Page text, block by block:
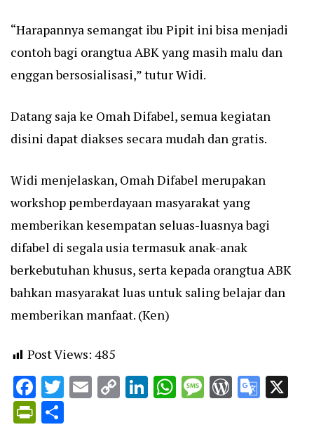
“Harapannya semangat ibu Pipit ini bisa menjadi
contoh bagi orangtua ABK yang masih malu dan
enggan bersosialisasi,” tutur Widi.
Datang saja ke Omah Difabel, semua kegiatan
disini dapat diakses secara mudah dan gratis.
Widi menjelaskan, Omah Difabel merupakan
workshop pemberdayaan masyarakat yang
memberikan kesempatan seluas-luasnya bagi
difabel di segala usia termasuk anak-anak
berkebutuhan khusus, serta kepada orangtua ABK
bahkan masyarakat luas untuk saling belajar dan
memberikan manfaat. (Ken)
Post Views: 485
Facebook
Twitter
EmailCopyLinkedIn
WhatsApp
Message
PrintFriendly